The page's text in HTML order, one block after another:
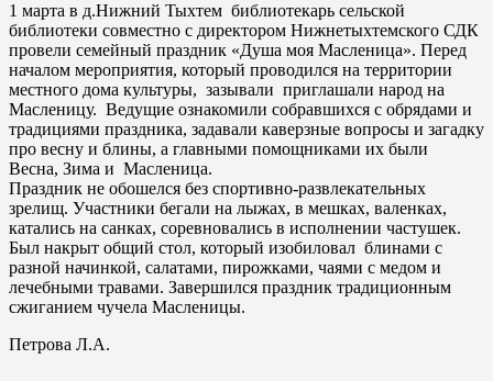
1 марта в д.Нижний Тыхтем библиотекарь сельской
библиотеки совместно с директором Нижнетыхтемского СДК
провели семейный праздник «Душа моя Масленица». Перед
началом мероприятия, который проводился на территории
местного дома культуры, зазывали приглашали народ на
Масленицу. Ведущие ознакомили собравшихся с обрядами и
традициями праздника, задавали каверзные вопросы и загадку
про весну и блины, а главными помощниками их были
Весна, Зима и Масленица.
Праздник не обошелся без спортивно-развлекательных
зрелищ. Участники бегали на лыжах, в мешках, валенках,
катались на санках, соревновались в исполнении частушек.
Был накрыт общий стол, который изобиловал блинами с
разной начинкой, салатами, пирожками, чаями с медом и
лечебными травами. Завершился праздник традиционным
сжиганием чучела Масленицы.
Петрова Л.А.